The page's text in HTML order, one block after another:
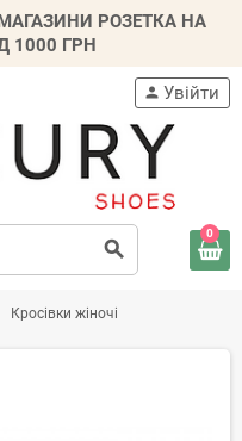
РОЗЕТКА НА
1000 ГРН
search
person Увійти
0
Кросівки жіночі